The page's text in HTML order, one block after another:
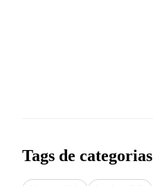
Tags de categorias